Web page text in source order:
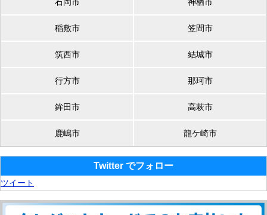
稲敷市 笠間市
筑西市 結城市
行方市 那珂市
鉾田市 高萩市
鹿嶋市 龍ケ崎市
Twitter でフォロー
ツイート